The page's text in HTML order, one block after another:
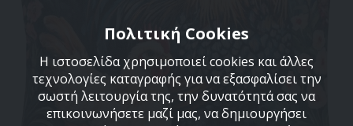
Πολιτική Cookies
Η ιστοσελίδα χρησιμοποιεί cookies και άλλες
τεχνολογίες καταγραφής για να εξασφαλίσει την
σωστή λειτουργία της, την δυνατότητά σας να
επικοινωνήσετε μαζί μας, να δημιουργήσει